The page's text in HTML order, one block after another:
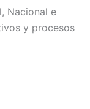
Nacional e
y procesos